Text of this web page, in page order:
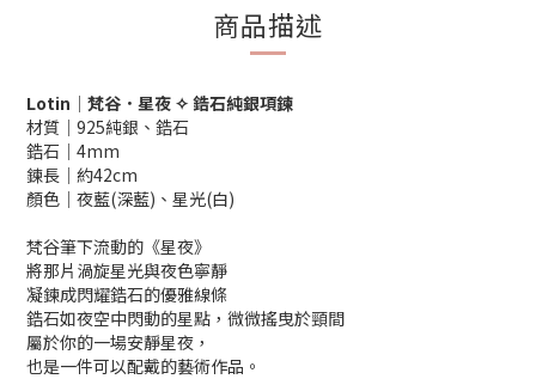
商品描述
Lotin│梵谷．星夜 ✧ 鋯石純銀項鍊
材質│925純銀、鋯石
鋯石│4mm
鍊長│約42cm
顏色│夜藍(深藍)、星光(白)
梵谷筆下流動的《星夜》
將那片渦旋星光與夜色寧靜
凝鍊成閃耀鋯石的優雅線條
鋯石如夜空中閃動的星點，微微搖曳於頸間
屬於你的一場安靜星夜，
也是一件可以配戴的藝術作品。